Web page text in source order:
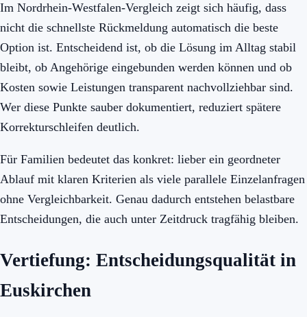
Im Nordrhein-Westfalen-Vergleich zeigt sich häufig, dass
nicht die schnellste Rückmeldung automatisch die beste
Option ist. Entscheidend ist, ob die Lösung im Alltag stabil
bleibt, ob Angehörige eingebunden werden können und ob
Kosten sowie Leistungen transparent nachvollziehbar sind.
Wer diese Punkte sauber dokumentiert, reduziert spätere
Korrekturschleifen deutlich.
Für Familien bedeutet das konkret: lieber ein geordneter
Ablauf mit klaren Kriterien als viele parallele Einzelanfragen
ohne Vergleichbarkeit. Genau dadurch entstehen belastbare
Entscheidungen, die auch unter Zeitdruck tragfähig bleiben.
Vertiefung: Entscheidungsqualität in
Euskirchen